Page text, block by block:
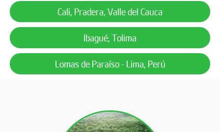
Cali, Pradera, Valle del Cauca
Ibagué, Tolima
Lomas de Paraíso - Lima, Perú